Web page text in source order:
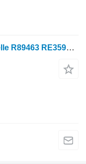
John Deere 4650, 4850 Antriebswelle R89463 RE35974 R70800 AR94272 Ritzelwelle für John Deere 4650, 4850 Radtraktor